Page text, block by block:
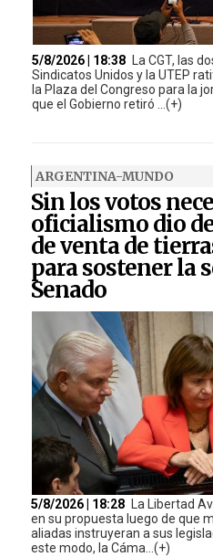
5/8/2026 | 18:38
La CGT, las
Sindicatos Unidos y la UTEP
la Plaza del Congreso para la
que el Gobierno retiró ...(+)
ARGENTINA-MUNDO
Sin los votos
oficialismo dio
de venta de
para sostener la
Senado
5/8/2026 | 18:28 La Libertad
en su propuesta luego de que
aliadas instruyeran a sus
este modo, la Cáma...(+)